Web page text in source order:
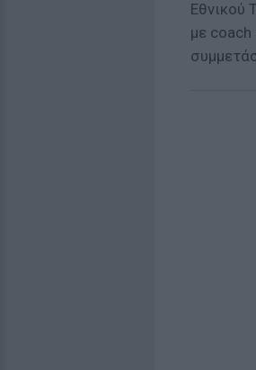
Εθνικού
με coach